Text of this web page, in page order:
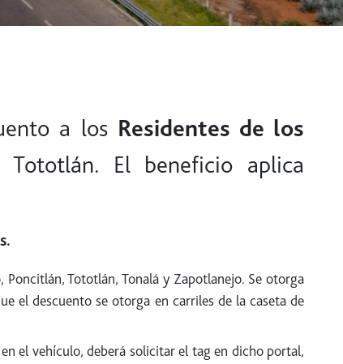
a los Residentes de los
El beneficio aplica
Tototlán, Tonalá y Zapotlanejo. Se otorga
el descuento se otorga en carriles de la caseta de
el vehículo, deberá solicitar el tag en dicho portal,